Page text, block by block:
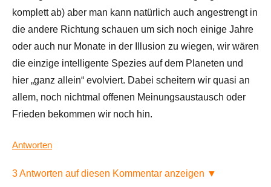
komplett ab) aber man kann natürlich auch angestrengt in
die andere Richtung schauen um sich noch einige Jahre
oder auch nur Monate in der Illusion zu wiegen, wir wären
die einzige intelligente Spezies auf dem Planeten und
hier „ganz allein“ evolviert. Dabei scheitern wir quasi an
allem, noch nichtmal offenen Meinungsaustausch oder
Frieden bekommen wir noch hin.
Antworten
3 Antworten auf diesen Kommentar anzeigen ▼